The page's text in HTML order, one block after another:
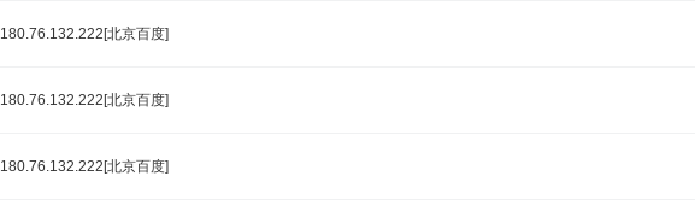
180.76.132.222[北京百度]
180.76.132.222[北京百度]
180.76.132.222[北京百度]